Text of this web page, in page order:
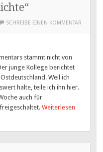
SCHREIBE EINEN KOMMENTAR
stammt nicht von
junge Kollege berichtet
Weil ich
halte, teile ich ihn hier.
auch für
Weiterlesen